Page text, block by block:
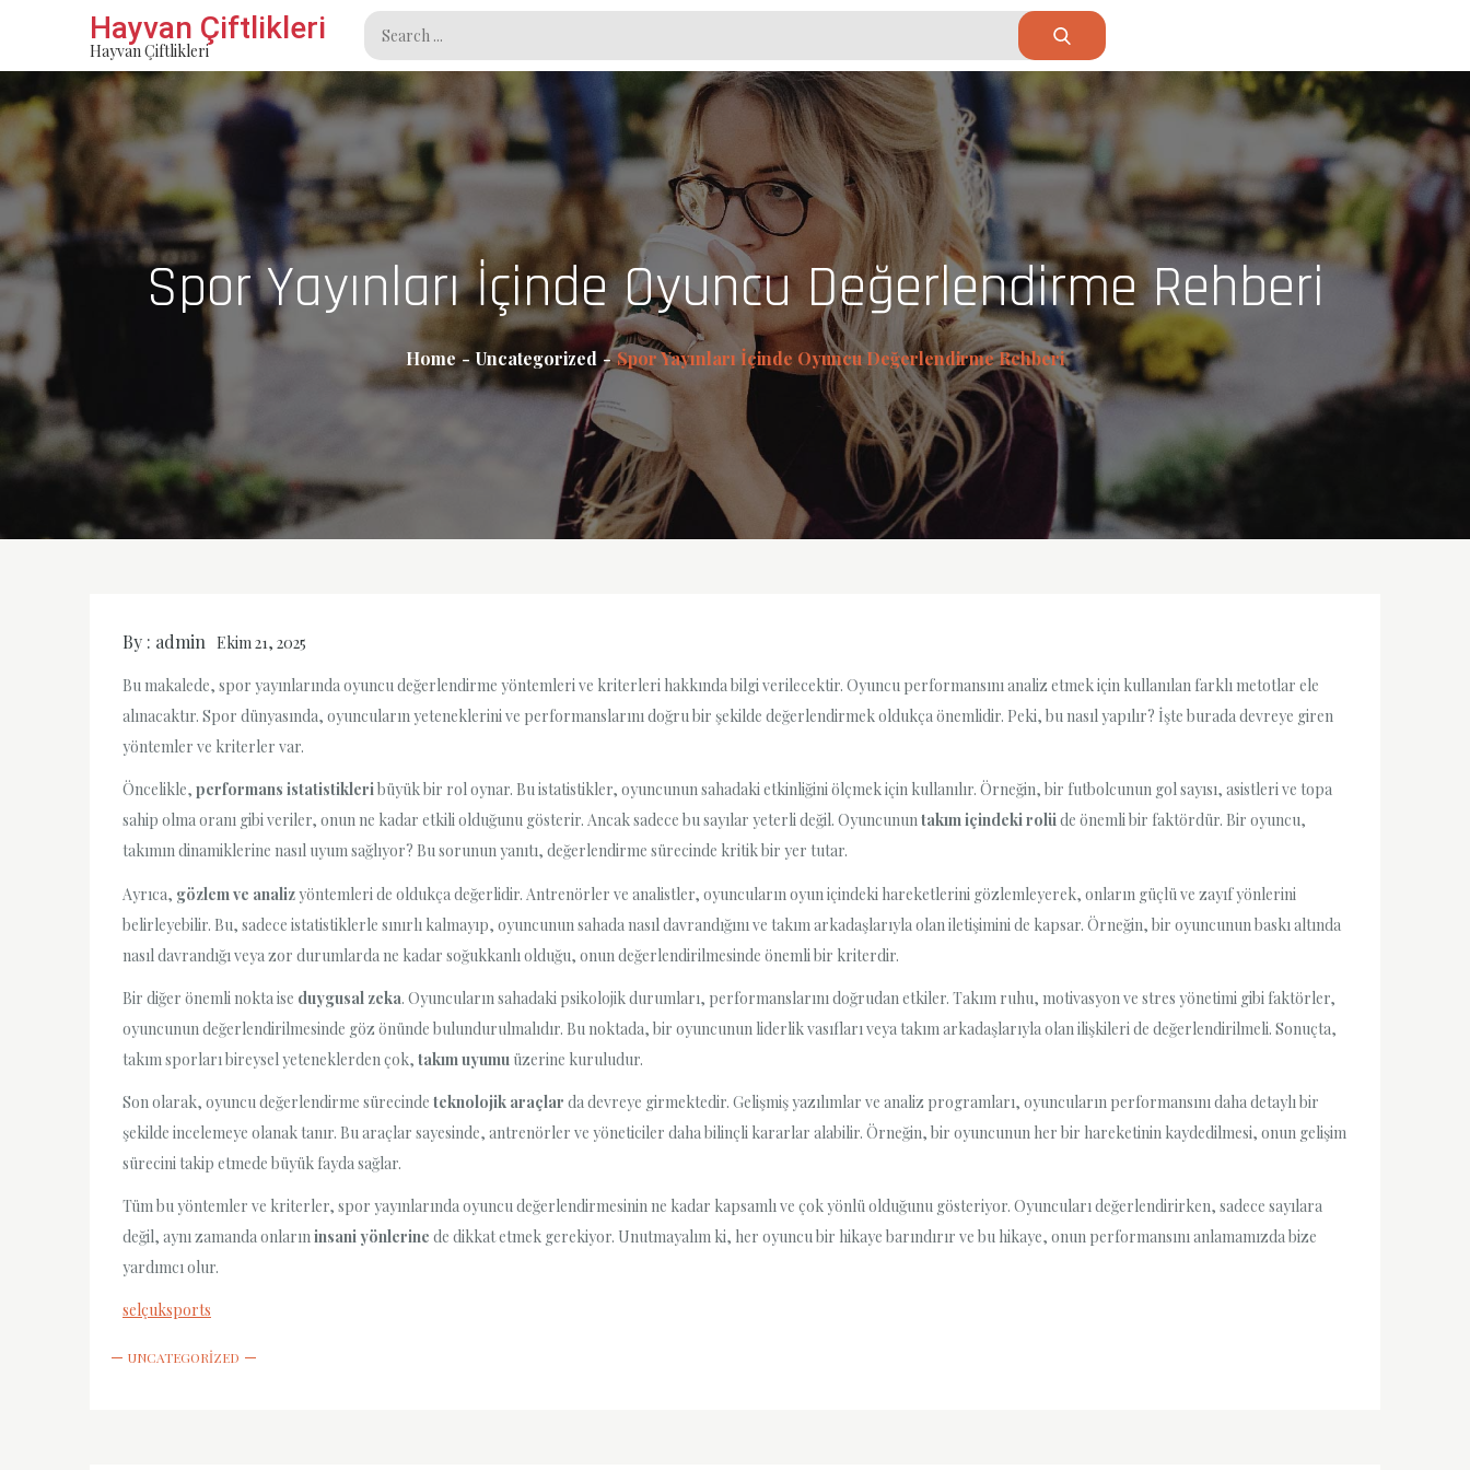
content
Hayvan Çiftlikleri
Hayvan Çiftlikleri
Search
for:
Spor Yayınları İçinde Oyuncu Değerlendirme Rehberi
Home Uncategorized Spor Yayınları İçinde Oyuncu Değerlendirme Rehberi
By : admin Ekim 21, 2025
Bu makalede, spor yayınlarında oyuncu değerlendirme yöntemleri ve kriterleri hakkında bilgi verilecektir. Oyuncu performansını analiz etmek için kullanılan farklı metotlar ele
alınacaktır. Spor dünyasında, oyuncuların yeteneklerini ve performanslarını doğru bir şekilde değerlendirmek oldukça önemlidir. Peki, bu nasıl yapılır? İşte burada devreye giren
yöntemler ve kriterler var.
Öncelikle, performans istatistikleribüyük bir rol oynar. Bu istatistikler, oyuncunun sahadaki etkinliğini ölçmek için kullanılır. Örneğin, bir futbolcunun gol sayısı, asistleri ve topa
sahip olma oranı gibi veriler, onun ne kadar etkili olduğunu gösterir. Ancak sadece bu sayılar yeterli değil. Oyuncununtakım içindeki rolüde önemli bir faktördür. Bir oyuncu,
takımın dinamiklerine nasıl uyum sağlıyor? Bu sorunun yanıtı, değerlendirme sürecinde kritik bir yer tutar.
Ayrıca, gözlem ve analizyöntemleri de oldukça değerlidir. Antrenörler ve analistler, oyuncuların oyun içindeki hareketlerini gözlemleyerek, onların güçlü ve zayıf yönlerini
belirleyebilir. Bu, sadece istatistiklerle sınırlı kalmayıp, oyuncunun sahada nasıl davrandığını ve takım arkadaşlarıyla olan iletişimini de kapsar. Örneğin, bir oyuncunun baskı altında
nasıl davrandığı veya zor durumlarda ne kadar soğukkanlı olduğu, onun değerlendirilmesinde önemli bir kriterdir.
Bir diğer önemli nokta ise duygusal zeka. Oyuncuların sahadaki psikolojik durumları, performanslarını doğrudan etkiler. Takım ruhu, motivasyon ve stres yönetimi gibi faktörler,
oyuncunun değerlendirilmesinde göz önünde bulundurulmalıdır. Bu noktada, bir oyuncunun liderlik vasıfları veya takım arkadaşlarıyla olan ilişkileri de değerlendirilmeli. Sonuçta,
takım sporları bireysel yeteneklerden çok, takım uyumu üzerine kuruludur.
Son olarak, oyuncu değerlendirme sürecinde teknolojik araçlar da devreye girmektedir. Gelişmiş yazılımlar ve analiz programları, oyuncuların performansını daha detaylı bir
şekilde incelemeye olanak tanır. Bu araçlar sayesinde, antrenörler ve yöneticiler daha bilinçli kararlar alabilir. Örneğin, bir oyuncunun her bir hareketinin kaydedilmesi, onun gelişim
sürecini takip etmede büyük fayda sağlar.
Tüm bu yöntemler ve kriterler, spor yayınlarında oyuncu değerlendirmesinin ne kadar kapsamlı ve çok yönlü olduğunu gösteriyor. Oyuncuları değerlendirirken, sadece sayılara
değil, aynı zamanda onlarıninsani yönlerine de dikkat etmek gerekiyor. Unutmayalım ki, her oyuncu bir hikaye barındırır ve bu hikaye, onun performansını anlamamızda bize
yardımcı olur.
selçuksports
UNCATEGORIZED